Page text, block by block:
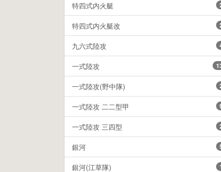
特四式内火艇
特四式内火艇改
九六式陸攻
一式陸攻
一式陸攻(野中隊)
一式陸攻 二二型甲
一式陸攻 三四型
銀河
銀河(江草隊)